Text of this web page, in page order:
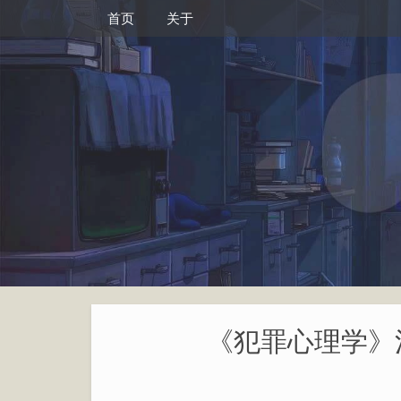
首页 关于
《犯罪心理学